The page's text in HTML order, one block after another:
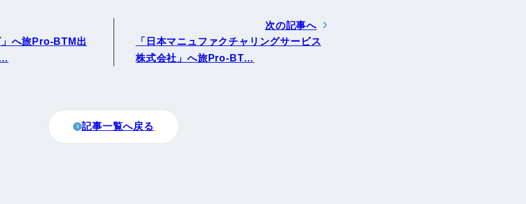
」へ旅Pro-BTM出
次の記事へ
「日本マニュファクチャリングサービス
株式会社」へ旅Pro-BT…
記事一覧へ戻る